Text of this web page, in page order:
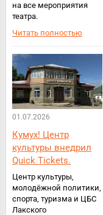
на все мероприятия
театра.
Читать полностью
01.07.2026
Кумух! Центр
культуры внедрил
Quick Tickets.
Центр культуры,
молодёжной политики,
спорта, туризма и ЦБС
Лакского